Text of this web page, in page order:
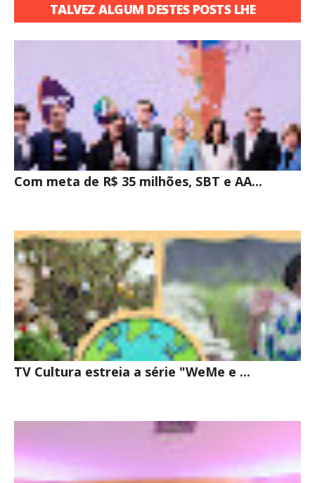
TALVEZ ALGUM DESTES POSTS LHE
Com meta de R$ 35 milhões, SBT e AA...
TV Cultura estreia a série "WeMe e ...